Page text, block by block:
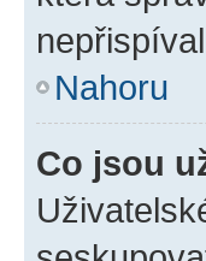
Nahoru
Co jsou